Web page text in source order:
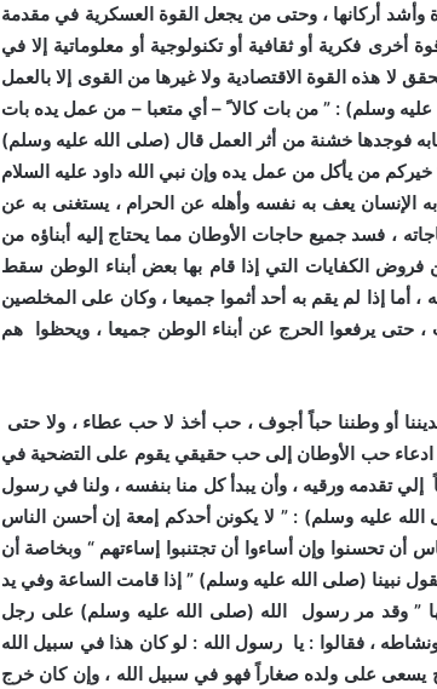
أركانها ، وحتى من يجعل القوة العسكرية في مقدمة
أخرى فكرية أو ثقافية أو تكنولوجية أو معلوماتية إلا في
هذه القوة الاقتصادية ولا غيرها من القوى إلا بالعمل
عليه وسلم) : ” من بات كالا ً – أي متعبا – من عمل يده بات
فوجدها خشنة من أثر العمل قال (صلى الله عليه وسلم)
خيركم من يأكل من عمل يده وإن نبي الله داود عليه السلام
يعف به نفسه وأهله عن الحرام ، يستغنى به عن
، فسد جميع حاجات الأوطان مما يحتاج إليه أبناؤه من
الكفايات التي إذا قام بها بعض أبناء الوطن سقط
أما إذا لم يقم به أحد أثموا جميعا ، وكان على المخلصين
حتى يرفعوا الحرج عن أبناء الوطن جميعا ، ويحظوا هم
لديننا أو وطننا حباً أجوف ، حب أخذ لا حب عطاء ، ولا حتى
ادعاء حب الأوطان إلى حب حقيقي يقوم على التضحية في
إلي تقدمه ورقيه ، وأن يبدأ كل منا بنفسه ، ولنا في رسول
عليه وسلم) : ” لا يكونن أحدكم إمعة إن أحسن الناس
تحسنوا وإن أساءوا أن تجتنبوا إساءتهم “ وبخاصة أن
نبينا (صلى الله عليه وسلم) ” إذا قامت الساعة وفي يد
” وقد مر رسول الله (صلى الله عليه وسلم) على رجل
، فقالوا : يا رسول الله : لو كان هذا في سبيل الله
على ولده صغاراً فهو في سبيل الله ، وإن كان خرج